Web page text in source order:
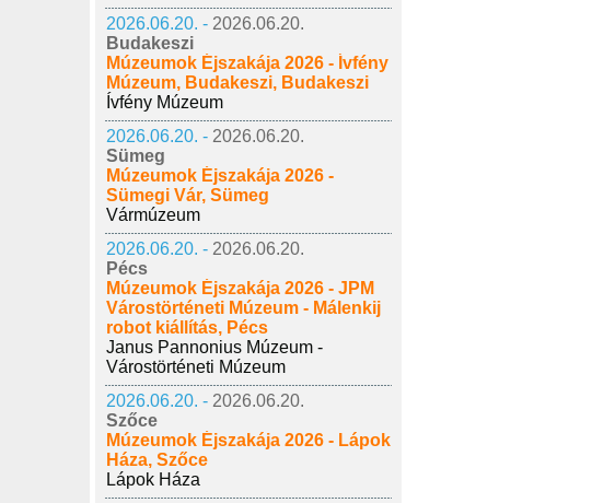
2026.06.20. - 2026.06.20.
Budakeszi
Múzeumok Éjszakája 2026 - Ívfény
Múzeum, Budakeszi, Budakeszi
Ívfény Múzeum
2026.06.20. - 2026.06.20.
Sümeg
Múzeumok Éjszakája 2026 -
Sümegi Vár, Sümeg
Vármúzeum
2026.06.20. - 2026.06.20.
Pécs
Múzeumok Éjszakája 2026 - JPM
Várostörténeti Múzeum - Málenkij
robot kiállítás, Pécs
Janus Pannonius Múzeum -
Várostörténeti Múzeum
2026.06.20. - 2026.06.20.
Szőce
Múzeumok Éjszakája 2026 - Lápok
Háza, Szőce
Lápok Háza